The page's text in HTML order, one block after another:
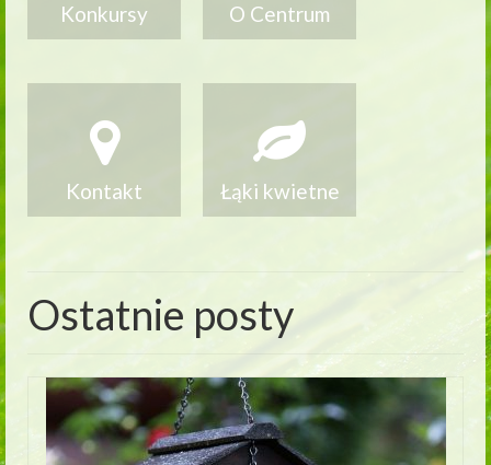
Konkursy O Centrum
Kontakt Łąki kwietne
Ostatnie posty